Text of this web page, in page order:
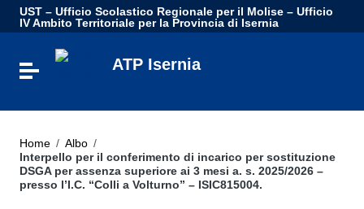
Vai ai contenuti
Vai al menu di navigazione
UST – Ufficio Scolastico Regionale per il Molise – Ufficio
IV Ambito Territoriale per la Provincia di Isernia
Attiva / disattiva la navigazione
ATP Isernia
Home / Albo /
Interpello per il conferimento di incarico per sostituzione
DSGA per assenza superiore ai 3 mesi a. s. 2025/2026 –
presso l’I.C. “Colli a Volturno” – ISIC815004.